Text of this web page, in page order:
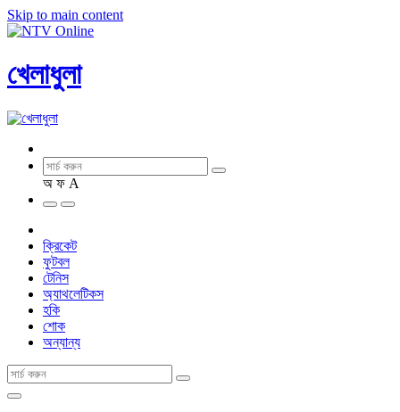
Skip to main content
খেলাধুলা
অ ফ A
ক্রিকেট
ফুটবল
টেনিস
অ্যাথলেটিকস
হকি
শোক
অন্যান্য